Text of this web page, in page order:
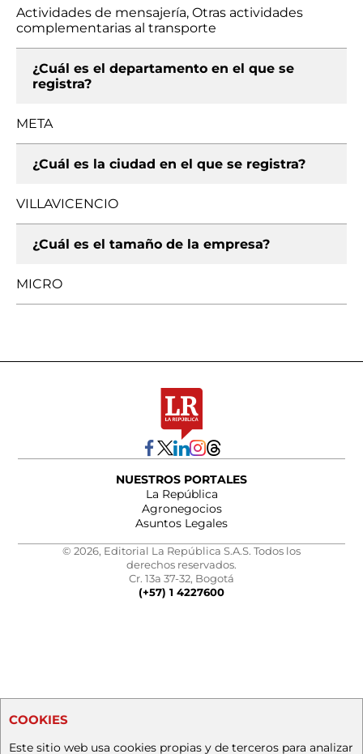
Actividades de mensajería, Otras actividades
complementarias al transporte
¿Cuál es el departamento en el que se
registra?
META
¿Cuál es la ciudad en el que se registra?
VILLAVICENCIO
¿Cuál es el tamaño de la empresa?
MICRO
NUESTROS PORTALES
La República
Agronegocios
Asuntos Legales
© 2026, Editorial La República S.A.S. Todos los
derechos reservados.
Cr. 13a 37-32, Bogotá
(+57) 1 4227600
COOKIES
Este sitio web usa cookies propias y de terceros para analizar